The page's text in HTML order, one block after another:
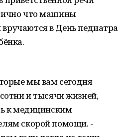
что машины
в День педиатра
мы вам сегодня
и тысячи жизней,
к медицинским
скорой помощи. -